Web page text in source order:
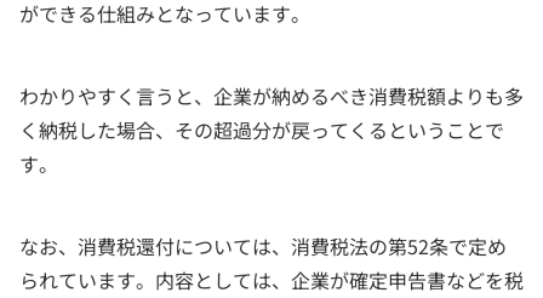
ができる仕組みとなっています。
わかりやすく言うと、企業が納めるべき消費税額よりも多
く納税した場合、その超過分が戻ってくるということで
す。
なお、消費税還付については、消費税法の第52条で定め
られています。内容としては、企業が確定申告書などを税